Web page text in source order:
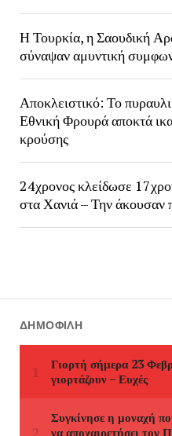
Η Τουρκία, η Σαουδική
σύναψαν αμυντική
Αποκλειστικό: Το
Εθνική Φρουρά αποκτά
κρούσης
24χρονος κλείδωσε
στα Χανιά – Την άκουσαν
ΔΗΜΟΦΙΛΉ